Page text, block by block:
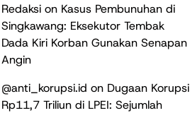
Redaksi on Kasus Pembunuhan di
Singkawang: Eksekutor Tembak
Dada Kiri Korban Gunakan Senapan
Angin
@anti_korupsi.id on Dugaan Korupsi
Rp11,7 Triliun di LPEI: Sejumlah